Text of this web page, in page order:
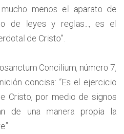
menos el aparato de
de leyes y reglas..., es el
de Cristo”.
Concilium, número 7,
concisa: “Es el ejercicio
Cristo, por medio de signos
de una manera propia la